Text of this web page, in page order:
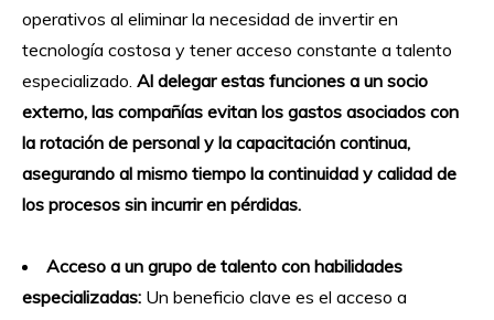
operativos al eliminar la necesidad de invertir en
tecnología costosa y tener acceso constante a talento
especializado. Al delegar estas funciones a un socio
externo, las compañías evitan los gastos asociados con
la rotación de personal y la capacitación continua,
asegurando al mismo tiempo la continuidad y calidad de
los procesos sin incurrir en pérdidas.
Acceso a un grupo de talento con habilidades
especializadas: Un beneficio clave es el acceso a